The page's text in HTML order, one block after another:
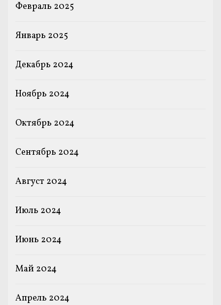
Февраль 2025
Январь 2025
Декабрь 2024
Ноябрь 2024
Октябрь 2024
Сентябрь 2024
Август 2024
Июль 2024
Июнь 2024
Май 2024
Апрель 2024